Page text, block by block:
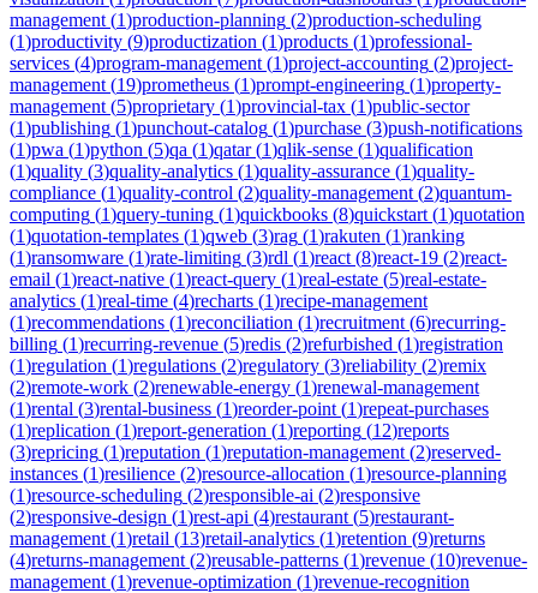
management (1)production-planning (2)production-scheduling
(1)productivity (9)productization (1)products (1)professional-
services (4)program-management (1)project-accounting (2)project-
management (19)prometheus (1)prompt-engineering (1)property-
management (5)proprietary (1)provincial-tax (1)public-sector
(1)publishing (1)punchout-catalog (1)purchase (3)push-notifications
(1)pwa (1)python (5)qa (1)qatar(1)qlik-sense (1)qualification
(1)quality (3)quality-analytics (1)quality-assurance (1)quality-
compliance (1)quality-control (2)quality-management (2)quantum-
computing (1)query-tuning (1)quickbooks (8)quickstart (1)quotation
(1)quotation-templates (1)qweb (3)rag (1)rakuten (1)ranking
(1)ransomware (1)rate-limiting (3)rdl (1)react (8)react-19 (2)react-
email (1)react-native (1)react-query (1)real-estate (5)real-estate-
analytics (1)real-time (4)recharts (1)recipe-management
(1)recommendations (1)reconciliation (1)recruitment (6)recurring-
billing (1)recurring-revenue (5)redis (2)refurbished (1)registration
(1)regulation (1)regulations (2)regulatory (3)reliability (2)remix
(2)remote-work (2)renewable-energy (1)renewal-management
(1)rental (3)rental-business (1)reorder-point (1)repeat-purchases
(1)replication (1)report-generation (1)reporting (12)reports
(3)repricing (1)reputation (1)reputation-management (2)reserved-
instances (1)resilience (2)resource-allocation (1)resource-planning
(1)resource-scheduling (2)responsible-ai (2)responsive
(2)responsive-design (1)rest-api (4)restaurant (5)restaurant-
management (1)retail (13)retail-analytics (1)retention (9)returns
(4)returns-management (2)reusable-patterns (1)revenue (10)revenue-
management (1)revenue-optimization (1)revenue-recognition